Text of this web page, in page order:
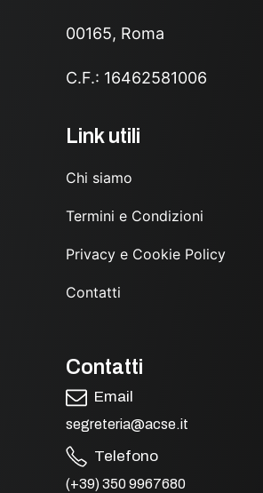
00165, Roma
C.F.: 16462581006
Link utili
Chi siamo
Termini e Condizioni
Privacy e Cookie Policy
Contatti
Contatti
Email
segreteria@acse.it
Telefono
(+39) 350 9967680